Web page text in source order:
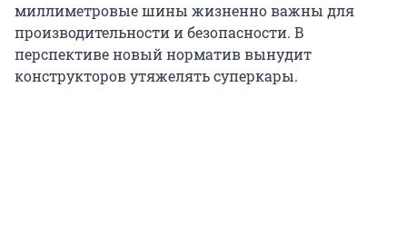
миллиметровые шины жизненно важны для
производительности и безопасности. В
перспективе новый норматив вынудит
конструкторов утяжелять суперкары.